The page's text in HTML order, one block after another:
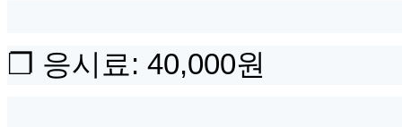
❐ 응시료 : 40,000원